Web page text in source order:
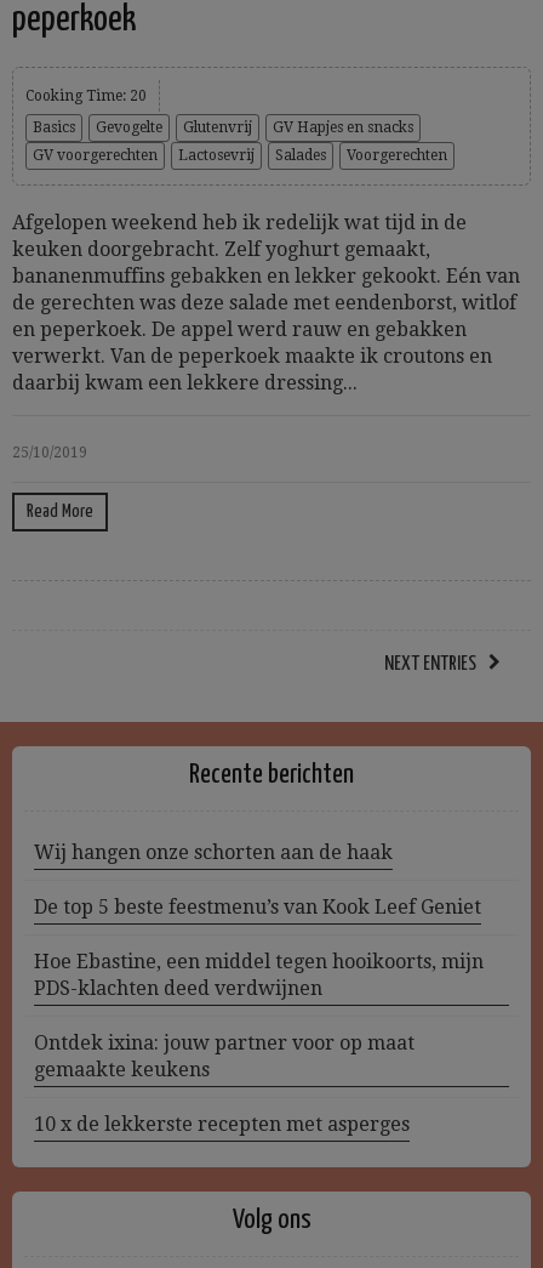
peperkoek
Cooking Time: 20
Basics
Gevogelte Glutenvrij
GV Hapjes en snacks
GV voorgerechten
Lactosevrij Salades Voorgerechten
Afgelopen weekend heb ik redelijk wat tijd in de
keuken doorgebracht. Zelf yoghurt gemaakt,
bananenmuffins gebakken en lekker gekookt. Eén van
de gerechten was deze salade met eendenborst, witlof
en peperkoek. De appel werd rauw en gebakken
verwerkt. Van de peperkoek maakte ik croutons en
daarbij kwam een lekkere dressing...
25/10/2019
Read More
NEXT ENTRIES
Recente berichten
Wij hangen onze schorten aan de haak
De top 5 beste feestmenu’s van Kook Leef Geniet
Hoe Ebastine, een middel tegen hooikoorts, mijn
PDS-klachten deed verdwijnen
Ontdek ixina: jouw partner voor op maat
gemaakte keukens
10 x de lekkerste recepten met asperges
Volg ons